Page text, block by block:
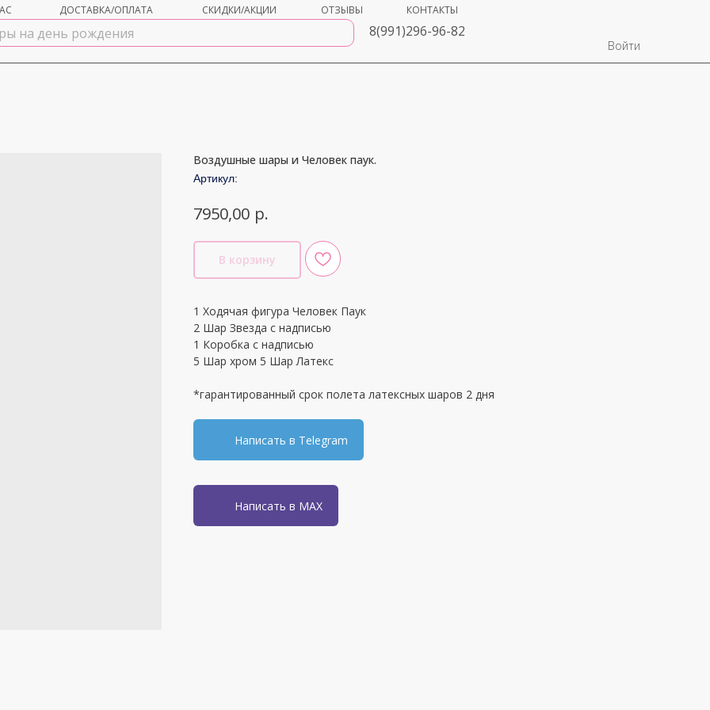
СКИДКИ/АКЦИИ
ДОСТАВКА/ОПЛАТА ОТЗЫВЫ КОНТАКТЫ
Войти
8(991)296-96-82
shar-udachi.ruВоздушные шары и Человек паук.
Артикул:
7950,00 р.
В корзину
1 Ходячая фигура Человек Паук
2 Шар Звезда с надписью
1 Коробка с надписью
5 Шар хром 5 Шар Латекс
*гарантированный срок полета латексных шаров 2 дня
Написать в Telegram
Написать в MAX